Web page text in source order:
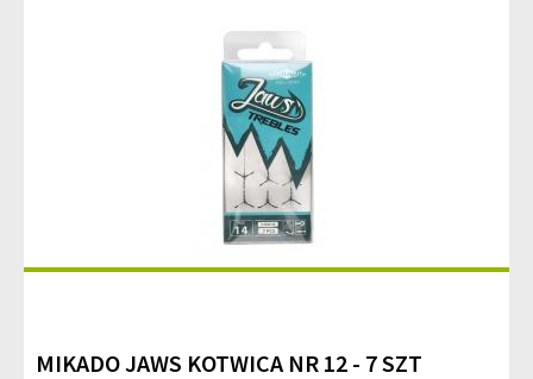
MIKADO JAWS KOTWICA NR 12 - 7 SZT